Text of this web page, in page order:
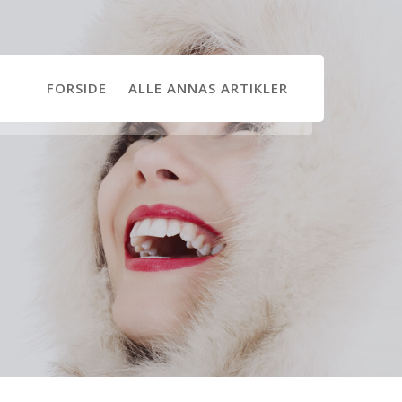
FORSIDE ALLE ANNAS ARTIKLER